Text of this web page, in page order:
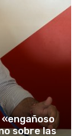
«engañoso
sobre las